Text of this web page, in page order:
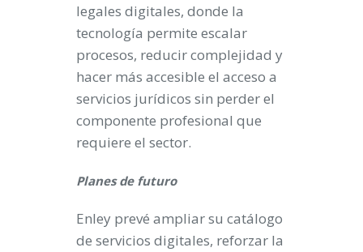
legales digitales, donde la
tecnología permite escalar
procesos, reducir complejidad y
hacer más accesible el acceso a
servicios jurídicos sin perder el
componente profesional que
requiere el sector.
Planes de futuro
Enley prevé ampliar su catálogo
de servicios digitales, reforzar la